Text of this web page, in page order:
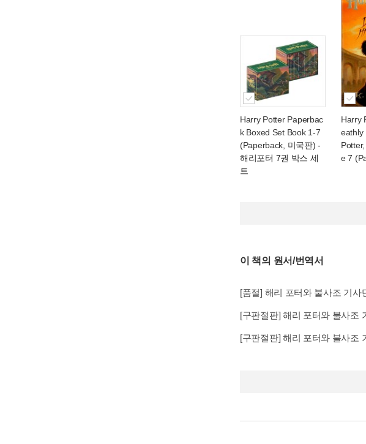
Harry Potter Paperbac
k Boxed Set Book 1-7
(Paperback, 미국판) -
해리포터 7권 박스 세
트
Harry
eathly
e 7
이 책의 원서/번역서
[품절] 해리 포터와 불사조 기사
[구판절판] 해리 포터와 불사조
[구판절판] 해리 포터와 불사조